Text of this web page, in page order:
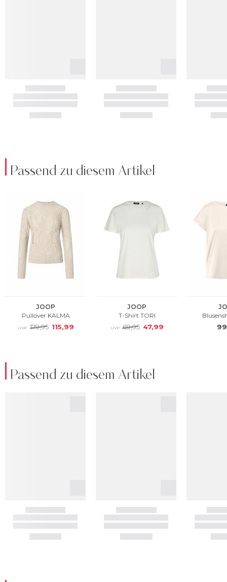
Passend zu diesem Artikel
Passend zu diesem Artikel